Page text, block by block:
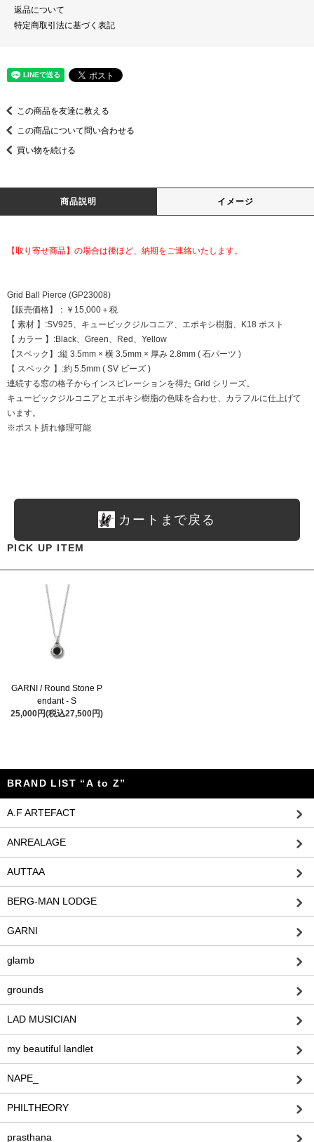
返品について
特定商取引法に基づく表記
この商品を友達に教える
この商品について問い合わせる
買い物を続ける
商品説明 イメージ
【取り寄せ商品】の場合は後ほど、納期をご連絡いたします。
Grid Ball Pierce (GP23008)
【販売価格】：￥15,000＋税
【 素材 】:SV925、キュービックジルコニア、エポキシ樹脂、K18 ポスト
【 カラー 】:Black、Green、Red、Yellow
【スペック】:縦 3.5mm × 横 3.5mm × 厚み 2.8mm ( 石パーツ )
【 スペック 】:約 5.5mm ( SV ビーズ )
連続する窓の格子からインスピレーションを得た Grid シリーズ。
キュービックジルコニアとエポキシ樹脂の色味を合わせ、カラフルに仕上げて
います。
※ポスト折れ修理可能
カートまで戻る
PICK UP ITEM
GARNI / Round Stone P
endant - S
25,000円(税込27,500円)
BRAND LIST “A to Z”
A.F ARTEFACT
ANREALAGE
AUTTAA
BERG-MAN LODGE
GARNI
glamb
grounds
LAD MUSICIAN
my beautiful landlet
NAPE_
PHILTHEORY
prasthana